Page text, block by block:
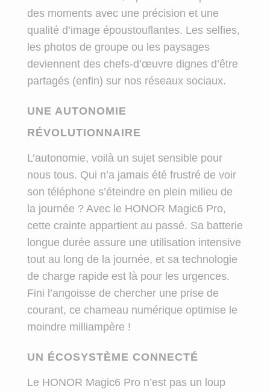
des moments avec une précision et une
qualité d’image époustouflantes. Les selfies,
les photos de groupe ou les paysages
deviennent des chefs-d’œuvre dignes d’être
partagés (enfin) sur nos réseaux sociaux.
UNE AUTONOMIE
RÉVOLUTIONNAIRE
L’autonomie, voilà un sujet sensible pour
nous tous. Qui n’a jamais été frustré de voir
son téléphone s’éteindre en plein milieu de
la journée ? Avec le HONOR Magic6 Pro,
cette crainte appartient au passé. Sa batterie
longue durée assure une utilisation intensive
tout au long de la journée, et sa technologie
de charge rapide est là pour les urgences.
Fini l’angoisse de chercher une prise de
courant, ce chameau numérique optimise le
moindre milliampère !
UN ÉCOSYSTÈME CONNECTÉ
Le HONOR Magic6 Pro n’est pas un loup